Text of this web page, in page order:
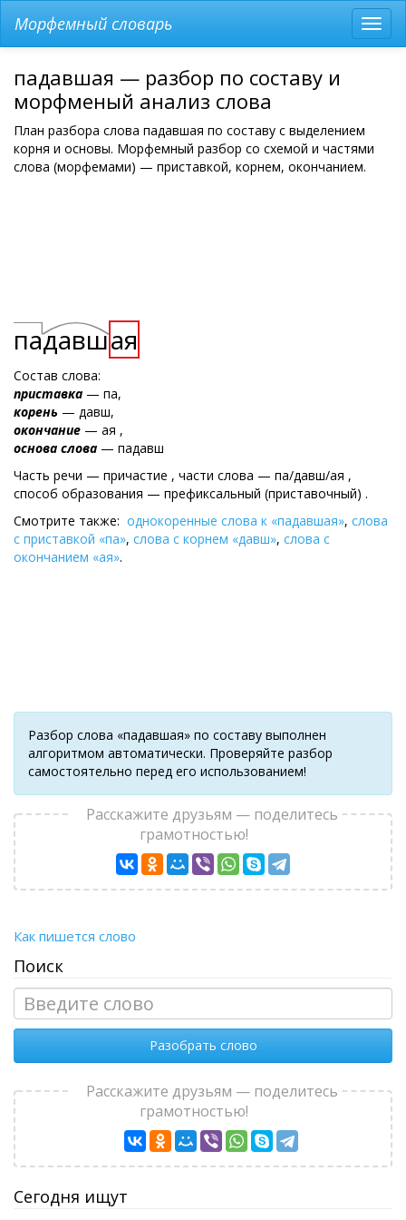
меню
Морфемный словарь
падавшая — разбор по составу и
морфменый анализ слова
План разбора слова падавшая по составу с выделением
корня и основы. Морфемный разбор со схемой и частями
слова (морфемами) — приставкой, корнем, окончанием.
падавшая
Состав слова:
приставка — па,
корень — давш,
окончание — ая ,
основа слова — падавш
Часть речи — причастие , части слова — па/давш/ая ,
cпособ образования — префиксальный (приставочный) .
Смотрите также: однокоренные слова к «падавшая», слова
с приставкой «па», слова с корнем «давш», слова с
окончанием «ая».
Разбор слова «падавшая» по составу выполнен
алгоритмом автоматически. Проверяйте разбор
самостоятельно перед его использованием!
Расскажите друзьям — поделитесь
грамотностью!
Как пишется слово
Поиск
Разобрать слово
Расскажите друзьям — поделитесь
грамотностью!
Сегодня ищут